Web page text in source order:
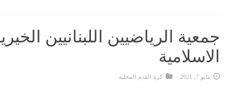
جمعية الرياضيين اللبنانيين
الاسلامية
مايو 7, 2021 كرة القدم المحلية